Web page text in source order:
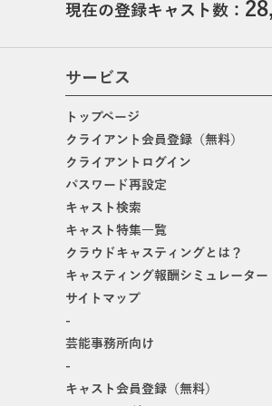
現在の登録キャスト数：
サービス
トップページ
クライアント会員登録（無料）
クライアントログイン
パスワード再設定
キャスト検索
キャスト特集一覧
クラウドキャスティングとは？
キャスティング報酬シミュレーター
サイトマップ
-
芸能事務所向け
-
キャスト会員登録（無料）